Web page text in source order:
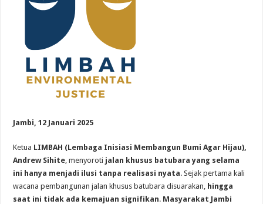
Jambi, 12 Januari 2025
Ketua LIMBAH (Lembaga Inisiasi Membangun Bumi Agar Hijau),
Andrew Sihite, menyoroti jalan khusus batubara yang selama
ini hanya menjadi ilusi tanpa realisasi nyata. Sejak pertama kali
wacana pembangunan jalan khusus batubara disuarakan, hingga
saat ini tidak ada kemajuan signifikan. Masyarakat Jambi